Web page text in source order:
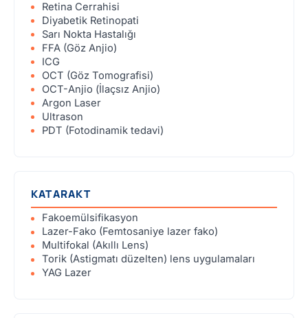
Retina Cerrahisi
Diyabetik Retinopati
Sarı Nokta Hastalığı
FFA (Göz Anjio)
ICG
OCT (Göz Tomografisi)
OCT-Anjio (İlaçsız Anjio)
Argon Laser
Ultrason
PDT (Fotodinamik tedavi)
KATARAKT
Fakoemülsifikasyon
Lazer-Fako (Femtosaniye lazer fako)
Multifokal (Akıllı Lens)
Torik (Astigmatı düzelten) lens uygulamaları
YAG Lazer